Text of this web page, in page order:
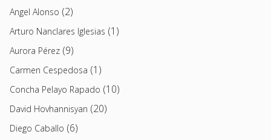
Angel Alonso (2)
Arturo Nanclares Iglesias (1)
Aurora Pérez (9)
Carmen Cespedosa (1)
Concha Pelayo Rapado (10)
David Hovhannisyan (20)
Diego Caballo (6)